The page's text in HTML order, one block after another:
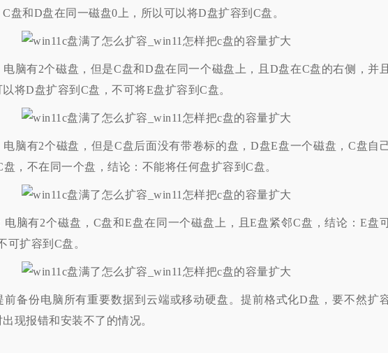
和D盘在同一磁盘0上，所以可以将D盘扩容到C盘。
有2个磁盘，但是C盘和D盘在同一个磁盘上，且D盘在C盘的右侧，并
将D盘扩容到C盘，不可将E盘扩容到C盘。
有2个磁盘，但是C盘后面没有带卷标的盘，D盘E盘一个磁盘，C盘自
，不在同一个盘，结论：不能将任何盘扩容到C盘。
有2个磁盘，C盘和E盘在同一个磁盘上，且E盘紧邻C盘，结论：E盘
可扩容到C盘。
份电脑所有重要数据到云端或移动硬盘。提前格式化D盘，要不然扩
现报错和安装不了的情况。